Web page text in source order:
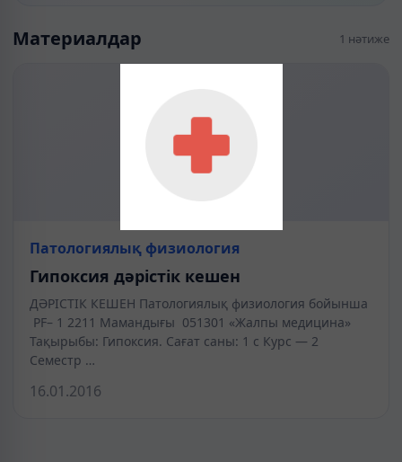
Материалдар 1 нәтиже
Патологиялық физиология
Гипоксия дәрістік кешен
ДӘРІСТІК КЕШЕН Патологиялық физиология бойынша
PF– 1 2211 Мамандығы 051301 «Жалпы медицина»
Тақырыбы: Гипоксия. Сағат саны: 1 с Курс — 2
Семестр …
16.01.2016